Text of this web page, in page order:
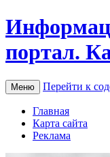
портал.
Меню Перейти к
Главная
Карта сайта
Реклама